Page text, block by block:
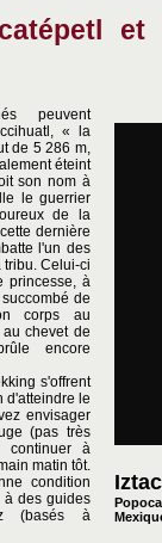
et
peuvent
« la
de 5 286 m,
éteint
son nom à
le guerrier
de la
dernière
l'un des
Celui-ci
princesse, à
de
corps au
chevet de
encore
s'offrent
d'atteindre le
envisager
(pas très
continuer à
matin tôt.
condition
à des guides
(basés à